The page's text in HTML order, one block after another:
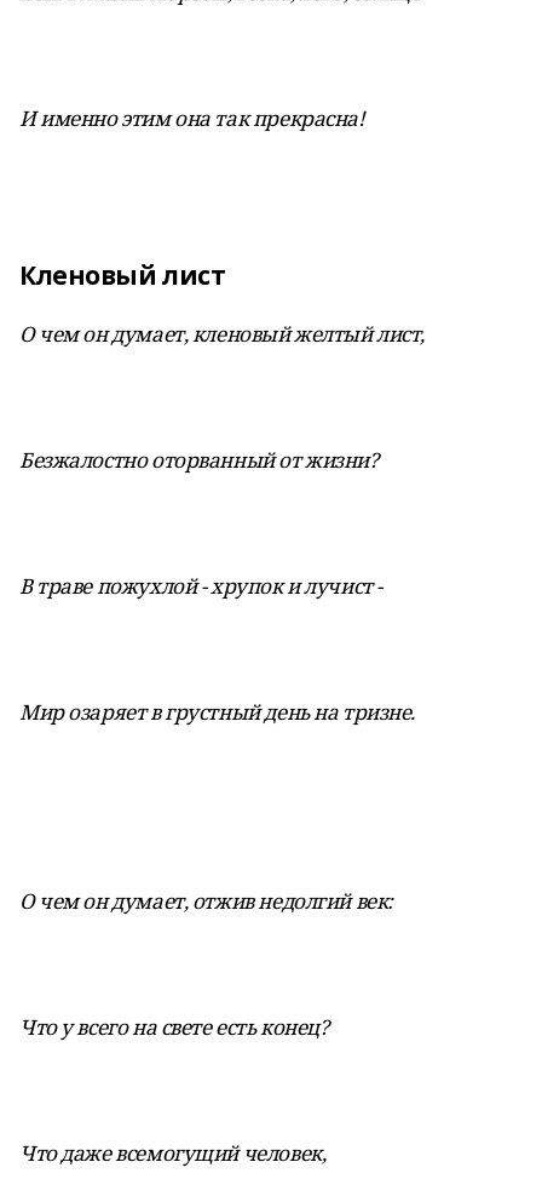
И именно этим она так прекрасна!
Кленовый лист
О чем он думает, кленовый желтый лист,
Безжалостно оторванный от жизни?
В траве пожухлой - хрупок и лучист -
Мир озаряет в грустный день на тризне.
О чем он думает, отжив недолгий век:
Что у всего на свете есть конец?
Что даже всемогущий человек,